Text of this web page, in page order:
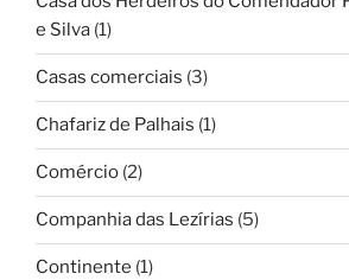
e Silva (1)
Casas comerciais (3)
Chafariz de Palhais (1)
Comércio (2)
Companhia das Lezírias (5)
Continente (1)